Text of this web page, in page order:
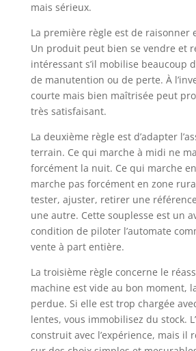
mais sérieux.
La première règle est de raisonner
Un produit peut bien se vendre et
intéressant s’il mobilise beaucoup
de manutention ou de perte. À
courte mais bien maîtrisée peut
très satisfaisant.
La deuxième règle est d’adapter
terrain. Ce qui marche à midi ne
forcément la nuit. Ce qui marche
marche pas forcément en zone
tester, ajuster, retirer une
une autre. Cette souplesse est un
condition de piloter l’automate
vente à part entière.
La troisième règle concerne le
machine est vide au bon moment,
perdue. Si elle est trop chargée
lentes, vous immobilisez du stock.
construit avec l’expérience, mais il